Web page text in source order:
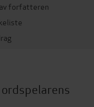
av forfatteren